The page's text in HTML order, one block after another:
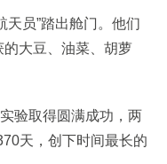
天员”踏出舱门。他们
的大豆、油菜、胡萝
验取得圆满成功，两
天，创下时间最长的